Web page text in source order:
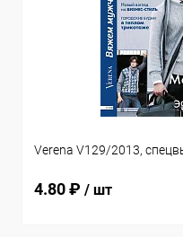
Verena V129/2013,
4.80 ₽ / шт